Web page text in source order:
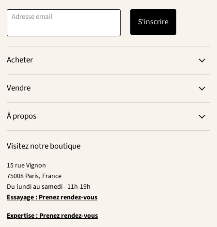
Adresse email S'inscrire
Acheter
Vendre
À propos
Visitez notre boutique
15 rue Vignon
75008 Paris, France
Du lundi au samedi - 11h-19h
Essayage : Prenez rendez-vous
Expertise : Prenez rendez-vous